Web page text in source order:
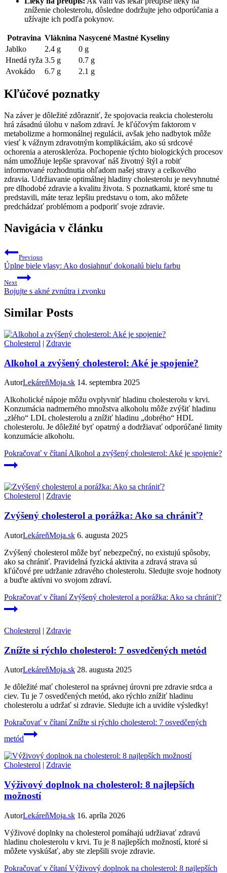
zníženie cholesterolu, dôsledne dodržujte jeho odporúčania a
užívajte ich podľa pokynov.
Potravina Vláknina Nasycené Mastné Kyseliny
Jablko
2.4 g
0 g
Hnedá ryža 3.5 g
0.7 g
Avokádo
6.7 g 2.1 g
Kľúčové poznatky
Na záver je dôležité zdôrazniť, že spojovacia reakcia cholesterolu
hrá zásadnú úlohu v našom zdraví. Je kľúčovým faktorom v
metabolizme a hormonálnej regulácii, avšak jeho nadbytok môže
viesť k vážnym zdravotným komplikáciám, ako sú srdcové
ochorenia a ateroskleróza. Pochopenie týchto biologických procesov
nám umožňuje lepšie spravovať náš životný štýl a robiť
informované rozhodnutia ohľadom našej stravy a celkového
zdravia. Udržiavanie optimálnej hladiny cholesterolu je nevyhnutné
pre dlhodobé zdravie a kvalitu života. S poznatkami, ktoré sme tu
predstavili, máte teraz lepšiu predstavu o tom, ako môžete
predchádzať problémom a podporiť svoje zdravie.
Navigácia v článku
Previous
Úplne biele vlasy: Ako dosiahnuť dokonalú bielu farbu
Next
Bojujte s akné zvnútra i zvonku
Similar Posts
Cholesterol | Zdravie
Alkohol a zvýšený cholesterol: Aké je spojenie?
AutorLekáreňMoja.sk 14. septembra 2025
Alkoholické nápoje môžu ovplyvniť hladinu cholesterolu v krvi.
Konzumácia nadmerného množstva alkoholu môže zvýšiť hladinu
„zlého“ LDL cholesterolu a znížiť hladinu „dobrého“ HDL
cholesterolu. Je dôležité byť opatrný a dodržiavať odporúčané limity
konzumácie alkoholu.
Pokračovať v čítaníAlkohol a zvýšený cholesterol: Aké je spojenie?
Cholesterol | Zdravie
Zvýšený cholesterol a porážka: Ako sa chrániť?
AutorLekáreňMoja.sk 6. augusta 2025
Zvýšený cholesterol môže byť nebezpečný, no existujú spôsoby,
ako sa chrániť. Pravidelná fyzická aktivita a zdravá strava sú
kľúčové pre udržanie zdravého cholesterolu. Sledujte svoje hodnoty
a buďte aktívni vo svojom zdraví.
Pokračovať v čítaníZvýšený cholesterol a porážka: Ako sa chrániť?
Cholesterol | Zdravie
Znížte si rýchlo cholesterol: 7 osvedčených metód
AutorLekáreňMoja.sk 28. augusta 2025
Je dôležité mať cholesterol na správnej úrovni pre zdravie srdca a
ciev. Tu je 7 osvedčených metód, ako rýchlo znížiť hladinu
cholesterolu a udržať si zdravie. Sledujte ich a uvidíte výsledky!
Pokračovať v čítaníZnížte si rýchlo cholesterol: 7 osvedčených
metód
Cholesterol | Zdravie
Výživový doplnok na cholesterol: 8 najlepších
možností
AutorLekáreňMoja.sk 16. apríla 2026
Výživové doplnky na cholesterol pomáhajú udržiavať zdravú
hladinu cholesterolu v krvi. Tu je 8 najlepších možností, ktoré si
môžete vyskúšať, aby ste zlepšili svoje zdravie.
Pokračovať v čítaníVýživový doplnok na cholesterol: 8 najlepších